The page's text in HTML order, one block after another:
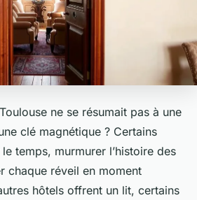
ne se résumait pas à une
clé magnétique ? Certains
temps, murmurer l’histoire des
chaque réveil en moment
hôtels offrent un lit, certains